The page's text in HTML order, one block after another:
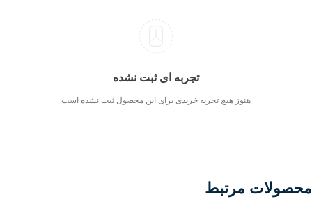
تجربه ای ثبت نشده
هنوز هیچ تجربه خریدی برای این محصول ثبت نشده است
محصولات مرتبط